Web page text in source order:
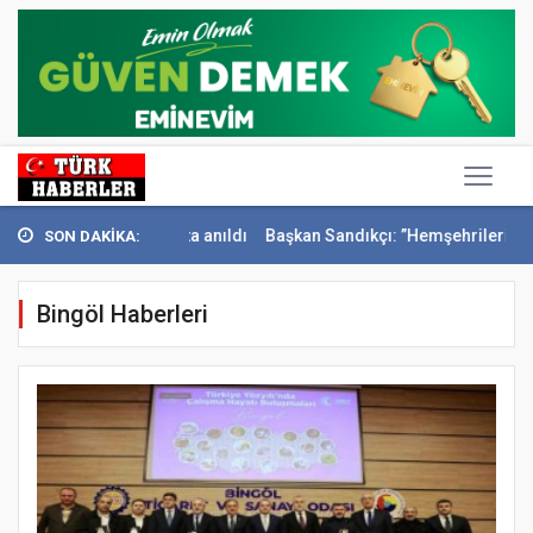
SON DAKİKA:
anıldı Başkan Sandıkçı: ”Hemşehrilerimizle olan güçl...
Bingöl Haberleri